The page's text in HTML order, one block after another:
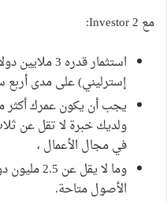
مع Investor 2:
إسترليني) على مدى أربع
ولديك خبرة لا تقل عن
في مجال الأعمال ،
وما لا يقل
الأصول متاحة.